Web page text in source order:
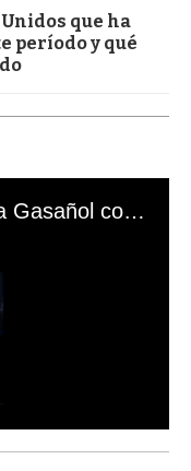
que ha
período y qué
El mal momento de Yanina Gasañol con un hincha argentino en "Subrayado"